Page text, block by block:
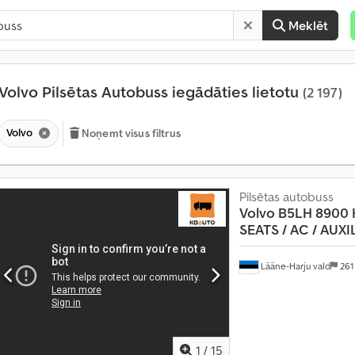
Meklēt
Pilsētas Autobuss iegādāties lietotu (2 197)
Volvo Noņemt visus filtrus
1 / 15
Lääne-Harju vald
Pilsētas autobuss
Volvo B5LH 8900
SEATS / AC /
M
ē